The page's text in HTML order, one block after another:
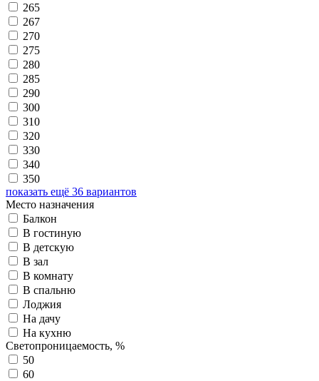
265
267
270
275
280
285
290
300
310
320
330
340
350
показать ещё 36 вариантов
Место назначения
Балкон
В гостиную
В детскую
В зал
В комнату
В спальню
Лоджия
На дачу
На кухню
Светопроницаемость, %
50
60